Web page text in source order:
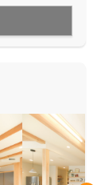
の質を落と
い、多方面
コストを抑
る会社で